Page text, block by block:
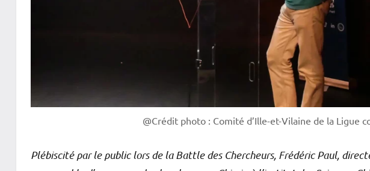
@Crédit photo : Comité d’Ille-et-Vilaine de la Ligue
Plébiscité par le public lors de la Battle des Chercheurs, Frédéric Paul,